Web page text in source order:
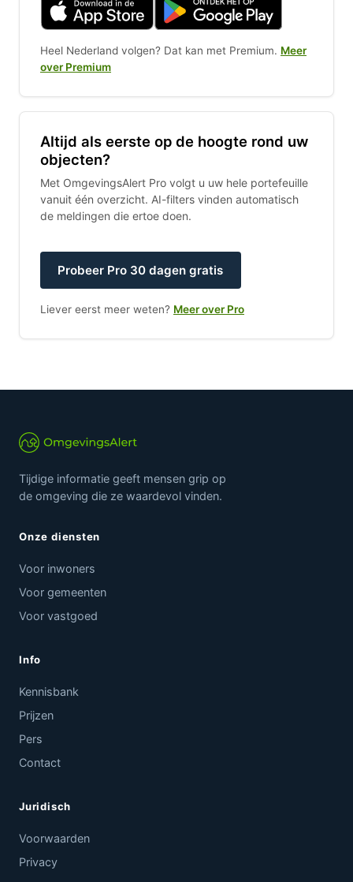
Heel Nederland volgen? Dat kan met Premium. Meer
over Premium
Altijd als eerste op de hoogte rond uw
objecten?
Met OmgevingsAlert Pro volgt u uw hele portefeuille
vanuit één overzicht. AI-filters vinden automatisch
de meldingen die ertoe doen.
Probeer Pro 30 dagen gratis
Liever eerst meer weten? Meer over Pro
Tijdige informatie geeft mensen grip op
de omgeving die ze waardevol vinden.
Onze diensten
Voor inwoners
Voor gemeenten
Voor vastgoed
Info
Kennisbank
Prijzen
Pers
Contact
Juridisch
Voorwaarden
Privacy